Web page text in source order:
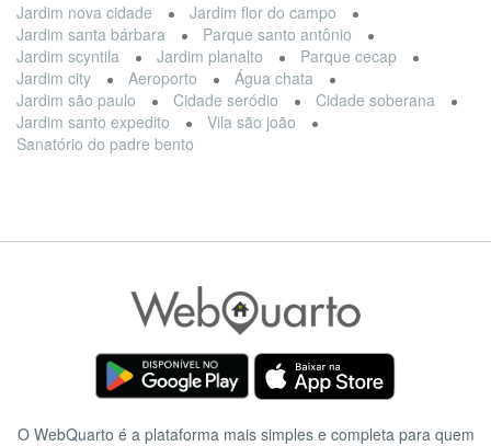
Jardim nova cidade
Jardim flor do campo
Jardim santa bárbara
Parque santo antônio
Jardim scyntila
Jardim planalto
Parque cecap
Jardim city
Aeroporto
Água chata
Jardim são paulo
Cidade seródio
Cidade soberana
Jardim santo expedito
Vila são joão
Sanatório do padre bento
O WebQuarto é a plataforma mais simples e completa para quem